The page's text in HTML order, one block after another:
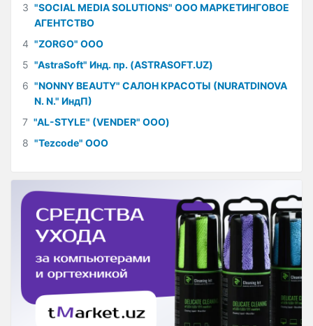
3 "SOCIAL MEDIA SOLUTIONS" ООО МАРКЕТИНГОВОЕ
АГЕНТСТВО
4 "ZORGO" ООО
5 "AstraSoft" Инд. пр. (ASTRASOFT.UZ)
6 "NONNY BEAUTY" САЛОН КРАСОТЫ (NURATDINOVA
N. N." ИндП)
7 "AL-STYLE" (VENDER" ООО)
8 "Tezcode" ООО